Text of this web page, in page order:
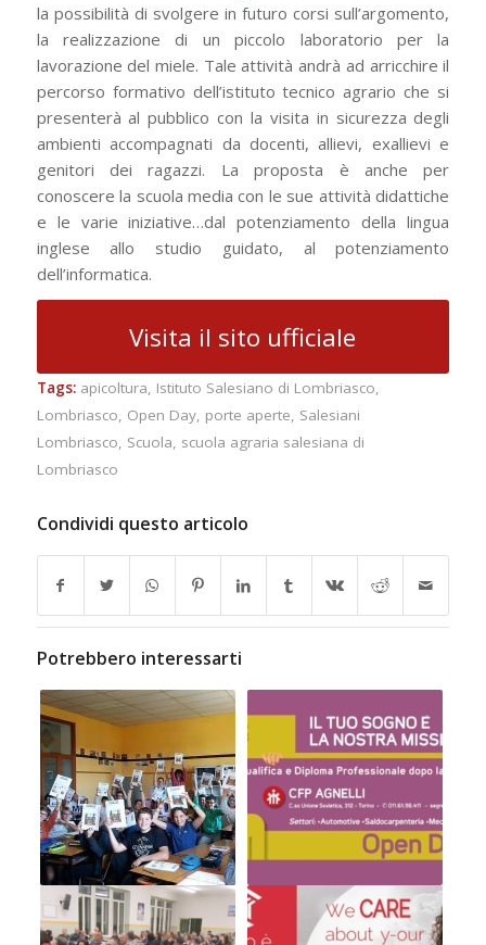
la possibilità di svolgere in futuro corsi sull’argomento,
la realizzazione di un piccolo laboratorio per la
lavorazione del miele. Tale attività andrà ad arricchire il
percorso formativo dell’istituto tecnico agrario che si
presenterà al pubblico con la visita in sicurezza degli
ambienti accompagnati da docenti, allievi, exallievi e
genitori dei ragazzi. La proposta è anche per
conoscere la scuola media con le sue attività didattiche
e le varie iniziative…dal potenziamento della lingua
inglese allo studio guidato, al potenziamento
dell’informatica.
Visita il sito ufficiale
Tags: apicoltura, Istituto Salesiano di Lombriasco,
Lombriasco, Open Day, porte aperte, Salesiani
Lombriasco, Scuola, scuola agraria salesiana di
Lombriasco
Condividi questo articolo
Potrebbero interessarti